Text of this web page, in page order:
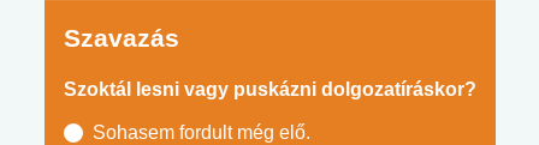
Szavazás
Szoktál lesni vagy puskázni dolgozatíráskor?
Sohasem fordult még elő.